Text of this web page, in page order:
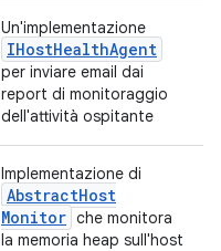
Un'implementazione
IHostHealthAgent
per inviare email dai
report di monitoraggio
dell'attività ospitante
Implementazione di
AbstractHost
Monitor che monitora
la memoria heap sull'host